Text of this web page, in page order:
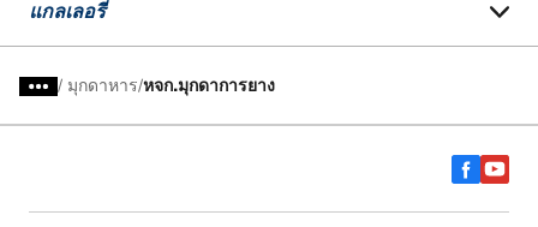
แกลเลอรี่
/ มุกดาหาร หจก.มุกดาการยาง